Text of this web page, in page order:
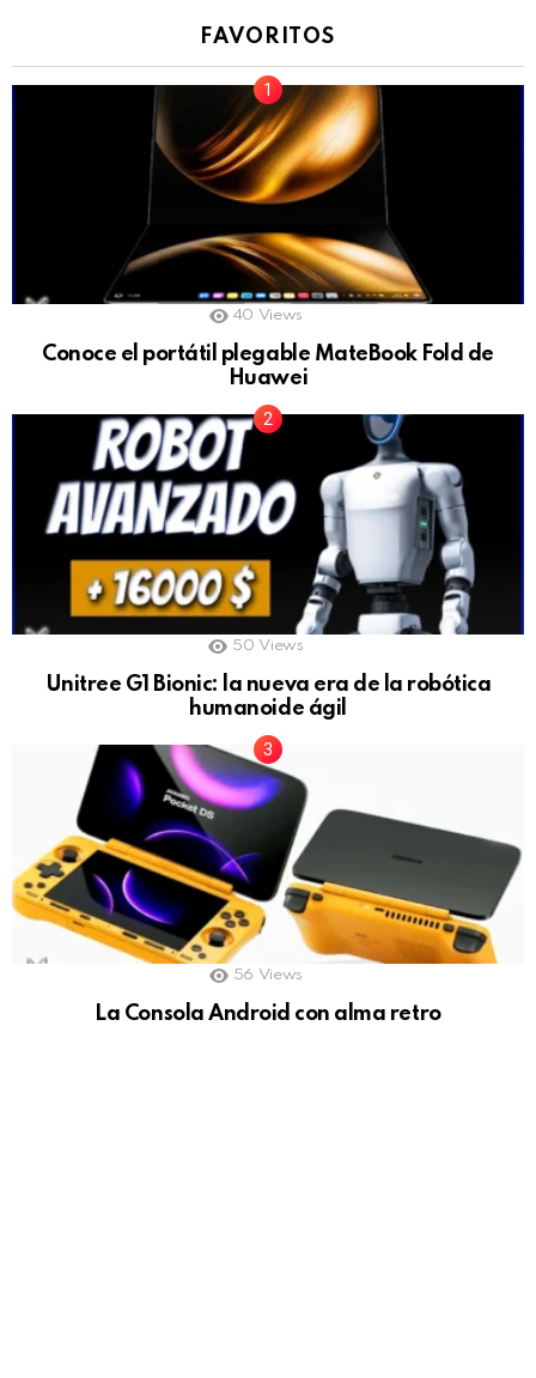
FAVORITOS
40 Views
Conoce el portátil plegable MateBook Fold de
Huawei
50 Views
Unitree G1 Bionic: la nueva era de la robótica
humanoide ágil
56 Views
La Consola Android con alma retro